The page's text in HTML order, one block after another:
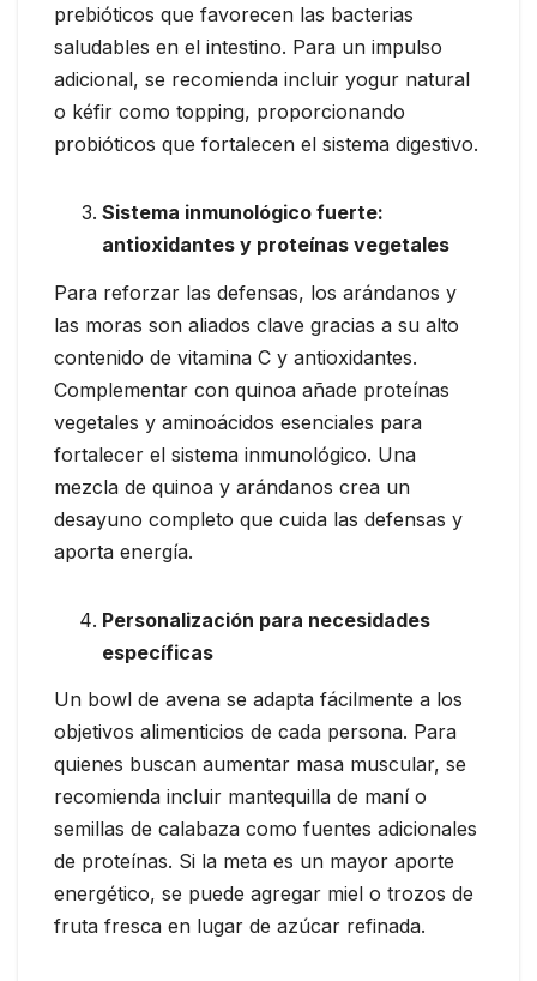
prebióticos que favorecen las bacterias
saludables en el intestino. Para un impulso
adicional, se recomienda incluir yogur natural
o kéfir como topping, proporcionando
probióticos que fortalecen el sistema digestivo.
Sistema inmunológico fuerte:
antioxidantes y proteínas vegetales
Para reforzar las defensas, los arándanos y
las moras son aliados clave gracias a su alto
contenido de vitamina C y antioxidantes.
Complementar con quinoa añade proteínas
vegetales y aminoácidos esenciales para
fortalecer el sistema inmunológico. Una
mezcla de quinoa y arándanos crea un
desayuno completo que cuida las defensas y
aporta energía.
Personalización para necesidades
específicas
Un bowl de avena se adapta fácilmente a los
objetivos alimenticios de cada persona. Para
quienes buscan aumentar masa muscular, se
recomienda incluir mantequilla de maní o
semillas de calabaza como fuentes adicionales
de proteínas. Si la meta es un mayor aporte
energético, se puede agregar miel o trozos de
fruta fresca en lugar de azúcar refinada.